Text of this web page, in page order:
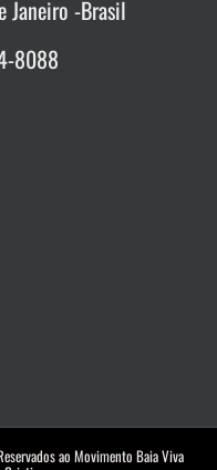
Janeiro -Brasil
8088
ao Movimento Baia Viva